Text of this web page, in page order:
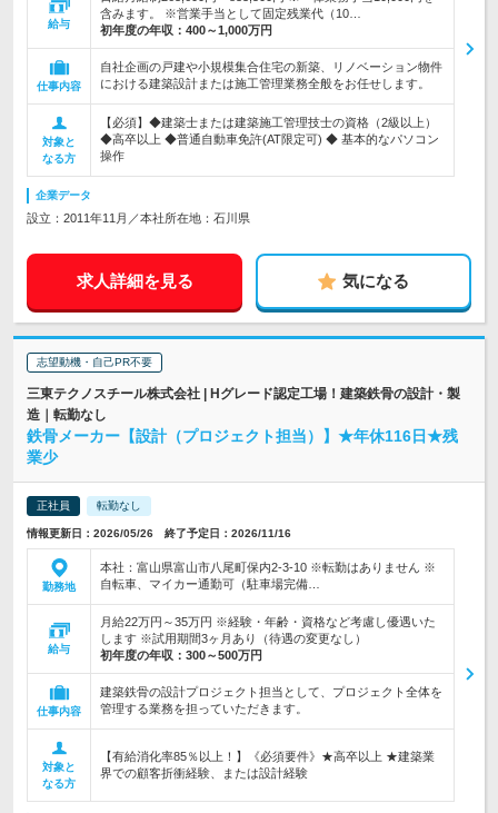
給与
含みます。 ※営業手当として固定残業代（10…
初年度の年収： 400～1,000万円
仕事内容
自社企画の戸建や小規模集合住宅の新築、リノベーション物件
における建築設計または施工管理業務全般をお任せします。
対象と
なる方
【必須】◆建築士または建築施工管理技士の資格（2級以上）
◆高卒以上 ◆普通自動車免許(AT限定可) ◆ 基本的なパソコン
操作
企業データ
設立：2011年11月／本社所在地：石川県
求人詳細を見る 気になる
志望動機・自己PR不要
三東テクノスチール株式会社 | Hグレード認定工場！建築鉄骨の設計・製
造｜転勤なし
鉄骨メーカー【設計（プロジェクト担当）】★年休116日★残
業少
正社員 転勤なし
情報更新日：2026/05/26 終了予定日：2026/11/16
勤務地
本社：富山県富山市八尾町保内2-3-10 ※転勤はありません ※
自転車、マイカー通勤可（駐車場完備…
給与
月給22万円～35万円 ※経験・年齢・資格など考慮し優遇いた
します ※試用期間3ヶ月あり（待遇の変更なし）
初年度の年収： 300～500万円
仕事内容
建築鉄骨の設計プロジェクト担当として、プロジェクト全体を
管理する業務を担っていただきます。
対象と
なる方
【有給消化率85％以上！】《必須要件》★高卒以上 ★建築業
界での顧客折衝経験、または設計経験